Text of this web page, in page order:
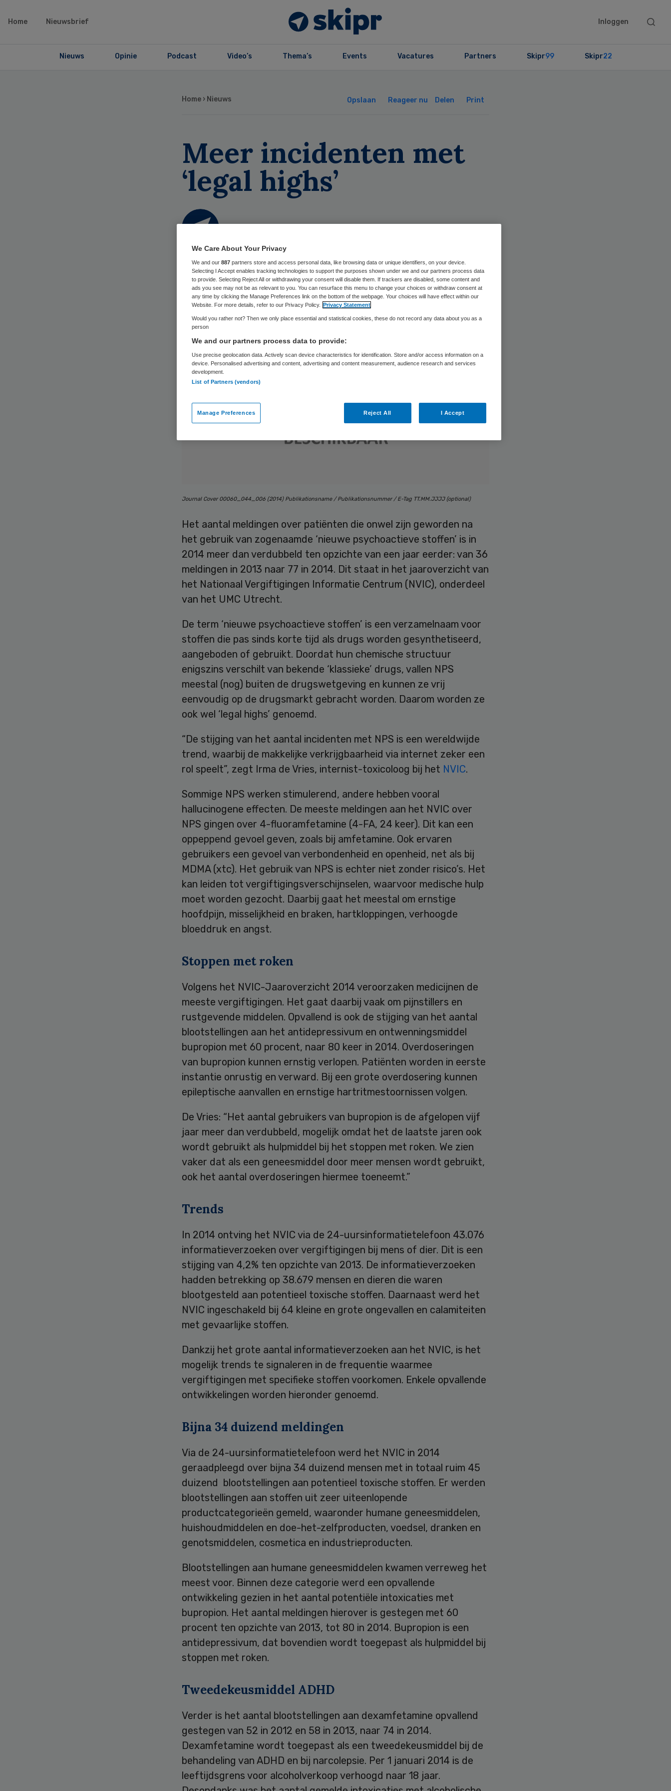
Home Nieuwsbrief Inloggen
Search
Nieuws Opinie Podcast Video’s Thema’s Events Vacatures Partners Skipr99 Skipr22
Home › Nieuws Opslaan Reageer nu Delen Print
Meer incidenten met
‘legal highs’
Journal Cover 00060_044_006 (2014) Publikationsname / Publikationsnummer / E-Tag TT.MM.JJJJ (optional)
Het aantal meldingen over patiënten die onwel zijn geworden na
het gebruik van zogenaamde ‘nieuwe psychoactieve stoffen’ is in
2014 meer dan verdubbeld ten opzichte van een jaar eerder: van 36
meldingen in 2013 naar 77 in 2014. Dit staat in het jaaroverzicht van
het Nationaal Vergiftigingen Informatie Centrum (NVIC), onderdeel
van het UMC Utrecht.
De term ‘nieuwe psychoactieve stoffen’ is een verzamelnaam voor
stoffen die pas sinds korte tijd als drugs worden gesynthetiseerd,
aangeboden of gebruikt. Doordat hun chemische structuur
enigszins verschilt van bekende ‘klassieke’ drugs, vallen NPS
meestal (nog) buiten de drugswetgeving en kunnen ze vrij
eenvoudig op de drugsmarkt gebracht worden. Daarom worden ze
ook wel ‘legal highs’ genoemd.
“De stijging van het aantal incidenten met NPS is een wereldwijde
trend, waarbij de makkelijke verkrijgbaarheid via internet zeker een
rol speelt”, zegt Irma de Vries, internist-toxicoloog bij het NVIC.
Sommige NPS werken stimulerend, andere hebben vooral
hallucinogene effecten. De meeste meldingen aan het NVIC over
NPS gingen over 4-fluoramfetamine (4-FA, 24 keer). Dit kan een
oppeppend gevoel geven, zoals bij amfetamine. Ook ervaren
gebruikers een gevoel van verbondenheid en openheid, net als bij
MDMA (xtc). Het gebruik van NPS is echter niet zonder risico’s. Het
kan leiden tot vergiftigingsverschijnselen, waarvoor medische hulp
moet worden gezocht. Daarbij gaat het meestal om ernstige
hoofdpijn, misselijkheid en braken, hartkloppingen, verhoogde
bloeddruk en angst.
Stoppen met roken
Volgens het NVIC-Jaaroverzicht 2014 veroorzaken medicijnen de
meeste vergiftigingen. Het gaat daarbij vaak om pijnstillers en
rustgevende middelen. Opvallend is ook de stijging van het aantal
blootstellingen aan het antidepressivum en ontwenningsmiddel
bupropion met 60 procent, naar 80 keer in 2014. Overdoseringen
van bupropion kunnen ernstig verlopen. Patiënten worden in eerste
instantie onrustig en verward. Bij een grote overdosering kunnen
epileptische aanvallen en ernstige hartritmestoornissen volgen.
De Vries: “Het aantal gebruikers van bupropion is de afgelopen vijf
jaar meer dan verdubbeld, mogelijk omdat het de laatste jaren ook
wordt gebruikt als hulpmiddel bij het stoppen met roken. We zien
vaker dat als een geneesmiddel door meer mensen wordt gebruikt,
ook het aantal overdoseringen hiermee toeneemt.”
Trends
In 2014 ontving het NVIC via de 24-uursinformatietelefoon 43.076
informatieverzoeken over vergiftigingen bij mens of dier. Dit is een
stijging van 4,2% ten opzichte van 2013. De informatieverzoeken
hadden betrekking op 38.679 mensen en dieren die waren
blootgesteld aan potentieel toxische stoffen. Daarnaast werd het
NVIC ingeschakeld bij 64 kleine en grote ongevallen en calamiteiten
met gevaarlijke stoffen.
Dankzij het grote aantal informatieverzoeken aan het NVIC, is het
mogelijk trends te signaleren in de frequentie waarmee
vergiftigingen met specifieke stoffen voorkomen. Enkele opvallende
ontwikkelingen worden hieronder genoemd.
Bijna 34 duizend meldingen
Via de 24-uursinformatietelefoon werd het NVIC in 2014
geraadpleegd over bijna 34 duizend mensen met in totaal ruim 45
duizend blootstellingen aan potentieel toxische stoffen. Er werden
blootstellingen aan stoffen uit zeer uiteenlopende
productcategorieën gemeld, waaronder humane geneesmiddelen,
huishoudmiddelen en doe-het-zelfproducten, voedsel, dranken en
genotsmiddelen, cosmetica en industrieproducten.
Blootstellingen aan humane geneesmiddelen kwamen verreweg het
meest voor. Binnen deze categorie werd een opvallende
ontwikkeling gezien in het aantal potentiële intoxicaties met
bupropion. Het aantal meldingen hierover is gestegen met 60
procent ten opzichte van 2013, tot 80 in 2014. Bupropion is een
antidepressivum, dat bovendien wordt toegepast als hulpmiddel bij
stoppen met roken.
Tweedekeusmiddel ADHD
Verder is het aantal blootstellingen aan dexamfetamine opvallend
gestegen van 52 in 2012 en 58 in 2013, naar 74 in 2014.
Dexamfetamine wordt toegepast als een tweedekeusmiddel bij de
behandeling van ADHD en bij narcolepsie. Per 1 januari 2014 is de
leeftijdsgrens voor alcoholverkoop verhoogd naar 18 jaar.
We Care About Your Privacy
We and our 887 partners store and access personal data, like browsing data or unique identifiers, on your device.
Selecting I Accept enables tracking technologies to support the purposes shown under we and our partners process data
to provide. Selecting Reject All or withdrawing your consent will disable them. If trackers are disabled, some content and
ads you see may not be as relevant to you. You can resurface this menu to change your choices or withdraw consent at
any time by clicking the Manage Preferences link on the bottom of the webpage. Your choices will have effect within our
Website. For more details, refer to our Privacy Policy. Privacy Statement
Would you rather not? Then we only place essential and statistical cookies, these do not record any data about you as a
person
We and our partners process data to provide:
Use precise geolocation data. Actively scan device characteristics for identification. Store and/or access information on a
device. Personalised advertising and content, advertising and content measurement, audience research and services
development.
List of Partners (vendors)
Manage Preferences Reject All I Accept